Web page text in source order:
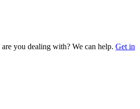
you dealing with? We can help. Get in